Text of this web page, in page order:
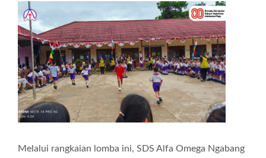
Melalui rangkaian lomba ini, SDS Alfa Omega Ngabang